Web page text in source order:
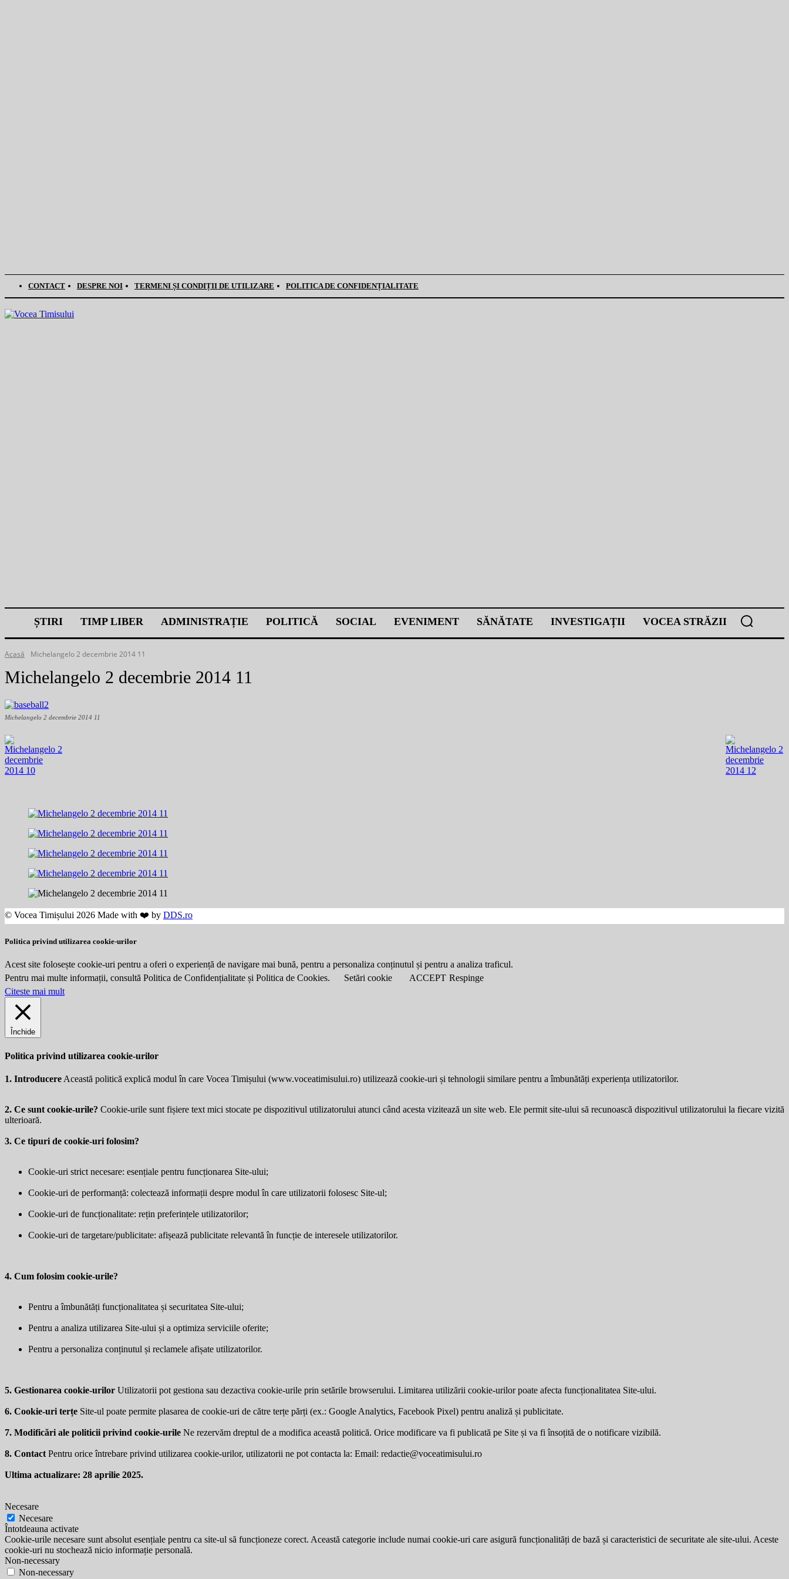
CONTACT DESPRE NOI TERMENI ȘI CONDIȚII DE UTILIZARE POLITICA DE CONFIDENȚIALITATE
ȘTIRI TIMP LIBER ADMINISTRAȚIE POLITICĂ SOCIAL EVENIMENT SĂNĂTATE INVESTIGAȚII VOCEA STRĂZII
Acasă Michelangelo 2 decembrie 2014 11
Michelangelo 2 decembrie 2014 11
Michelangelo 2 decembrie 2014 11
© Vocea Timișului 2026 Made with ❤️ by DDS.ro
Politica privind utilizarea cookie-urilor
Acest site folosește cookie-uri pentru a oferi o experiență de navigare mai bună, pentru a personaliza conținutul și pentru a analiza traficul.
Pentru mai multe informații, consultă Politica de Confidențialitate și Politica de Cookies.
Setări cookie ACCEPT Respinge
Citeste mai mult
Închide
Politica privind utilizarea cookie-urilor
1. Introducere Această politică explică modul în care Vocea Timișului (www.voceatimisului.ro) utilizează cookie-uri și tehnologii similare pentru a îmbunătăți experiența utilizatorilor.
2. Ce sunt cookie-urile? Cookie-urile sunt fișiere text mici stocate pe dispozitivul utilizatorului atunci când acesta vizitează un site web. Ele permit site-ului să recunoască dispozitivul utilizatorului la fiecare vizită
ulterioară.
3. Ce tipuri de cookie-uri folosim?
Cookie-uri strict necesare: esențiale pentru funcționarea Site-ului;
Cookie-uri de performanță: colectează informații despre modul în care utilizatorii folosesc Site-ul;
Cookie-uri de funcționalitate: rețin preferințele utilizatorilor;
Cookie-uri de targetare/publicitate: afișează publicitate relevantă în funcție de interesele utilizatorilor.
4. Cum folosim cookie-urile?
Pentru a îmbunătăți funcționalitatea și securitatea Site-ului;
Pentru a analiza utilizarea Site-ului și a optimiza serviciile oferite;
Pentru a personaliza conținutul și reclamele afișate utilizatorilor.
5. Gestionarea cookie-urilor Utilizatorii pot gestiona sau dezactiva cookie-urile prin setările browserului. Limitarea utilizării cookie-urilor poate afecta funcționalitatea Site-ului.
6. Cookie-uri terțe Site-ul poate permite plasarea de cookie-uri de către terțe părți (ex.: Google Analytics, Facebook Pixel) pentru analiză și publicitate.
7. Modificări ale politicii privind cookie-urile Ne rezervăm dreptul de a modifica această politică. Orice modificare va fi publicată pe Site și va fi însoțită de o notificare vizibilă.
8. Contact Pentru orice întrebare privind utilizarea cookie-urilor, utilizatorii ne pot contacta la: Email: redactie@voceatimisului.ro
Ultima actualizare: 28 aprilie 2025.
Necesare
Necesare
Întotdeauna activate
Cookie-urile necesare sunt absolut esențiale pentru ca site-ul să funcționeze corect. Această categorie include numai cookie-uri care asigură funcționalități de bază și caracteristici de securitate ale site-ului. Aceste
cookie-uri nu stochează nicio informație personală.
Non-necessary
Non-necessary